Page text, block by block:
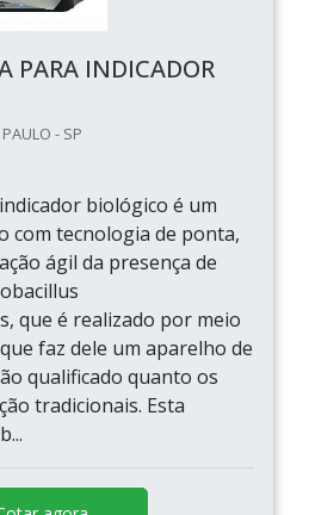
PARA INDICADOR
- SP
biológico é um
com tecnologia de ponta,
ágil da presença de
que é realizado por meio
faz dele um aparelho de
qualificado quanto os
tradicionais. Esta